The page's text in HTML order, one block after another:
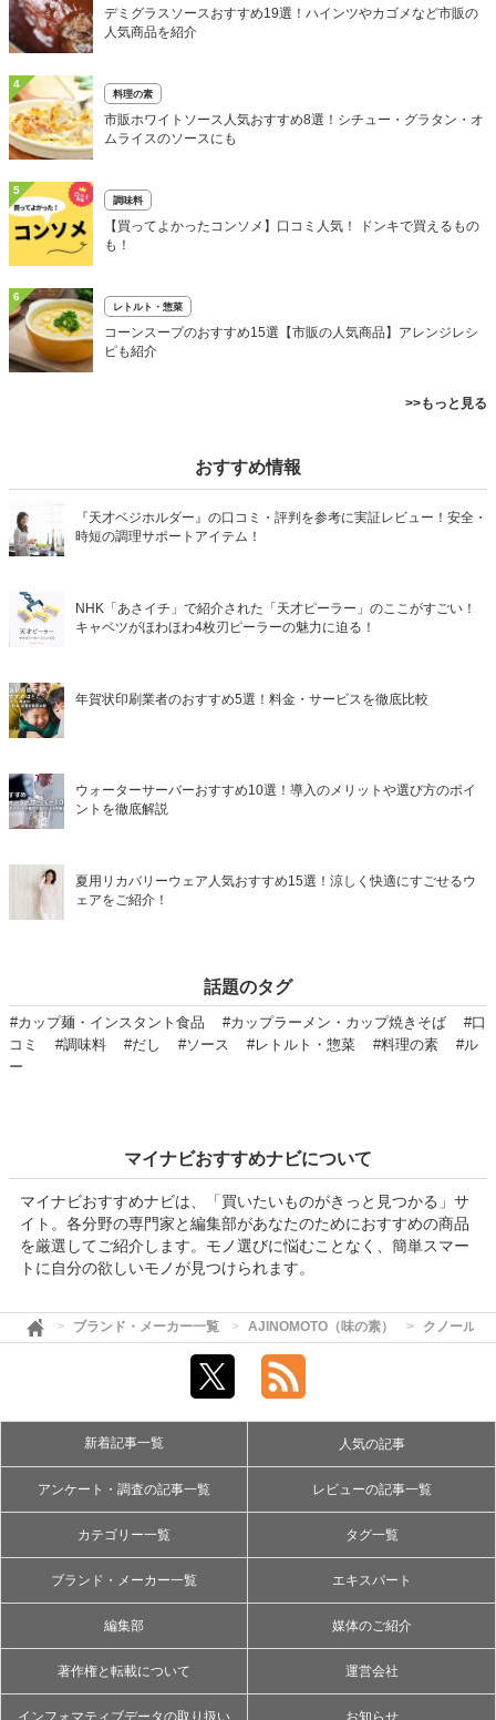
デミグラスソースおすすめ19選！ハインツやカゴメなど市販の
人気商品を紹介
4
料理の素
市販ホワイトソース人気おすすめ8選！シチュー・グラタン・オ
ムライスのソースにも
5
調味料
【買ってよかったコンソメ】口コミ人気！ ドンキで買えるもの
も！
6
レトルト・惣菜
コーンスープのおすすめ15選【市販の人気商品】アレンジレシ
ピも紹介
>>もっと見る
おすすめ情報
『天才ベジホルダー』の口コミ・評判を参考に実証レビュー！安全・
時短の調理サポートアイテム！
NHK「あさイチ」で紹介された「天才ピーラー」のここがすごい！
キャベツがほわほわ4枚刃ピーラーの魅力に迫る！
年賀状印刷業者のおすすめ5選！料金・サービスを徹底比較
ウォーターサーバーおすすめ10選！導入のメリットや選び方のポイ
ントを徹底解説
夏用リカバリーウェア人気おすすめ15選！涼しく快適にすごせるウ
ェアをご紹介！
話題のタグ
#カップ麺・インスタント食品 #カップラーメン・カップ焼きそば
#口
コミ
#調味料 #だし #ソース #レトルト・惣菜 #料理の素
#ル
ー
マイナビおすすめナビについて
マイナビおすすめナビは、「買いたいものがきっと見つかる」サ
イト。各分野の専門家と編集部があなたのためにおすすめの商品
を厳選してご紹介します。モノ選びに悩むことなく、簡単スマー
トに自分の欲しいモノが見つけられます。
ブランド・メーカー一覧 AJINOMOTO（味の素） クノール
新着記事一覧 人気の記事
アンケート・調査の記事一覧 レビューの記事一覧
カテゴリー一覧 タグ一覧
ブランド・メーカー一覧 エキスパート
編集部 媒体のご紹介
著作権と転載について 運営会社
インフォマティブデータの取り扱い お知らせ